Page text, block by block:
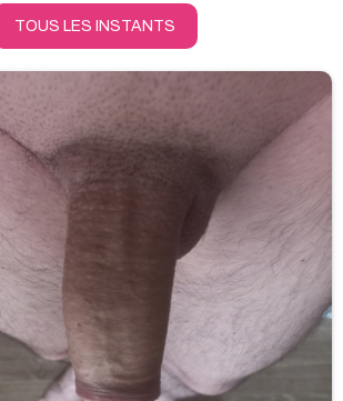
TOUS LES INSTANTS